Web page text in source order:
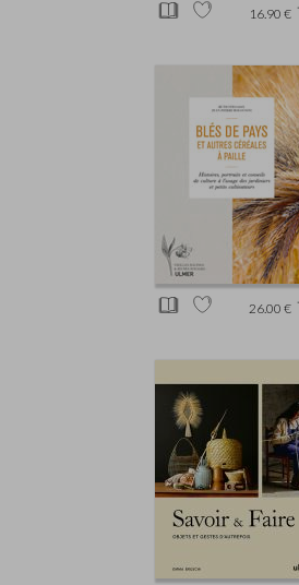
16.90 €
26.00 €